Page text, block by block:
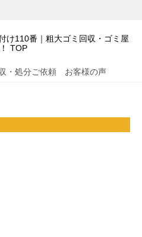
け110番｜粗大ゴミ回収・ゴミ屋
TOP
・処分ご依頼 お客様の声